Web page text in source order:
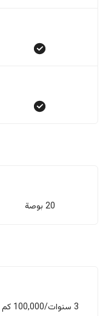
20 بوصة
3 سنوات/100,000 كم